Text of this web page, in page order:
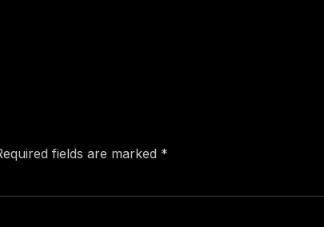
fields are marked *